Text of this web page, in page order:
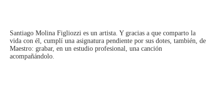
Santiago Molina Figliozzi es un artista. Y gracias a que comparto la
vida con él, cumplí una asignatura pendiente por sus dotes, también, de
Maestro: grabar, en un estudio profesional, una canción
acompañándolo.